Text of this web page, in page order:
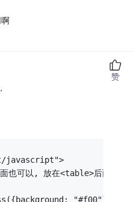
javascript">
也可以, 放在<table>后面也可
"#f00"}); //
赞